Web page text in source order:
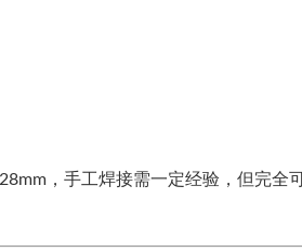
，手工焊接需一定经验，但完全